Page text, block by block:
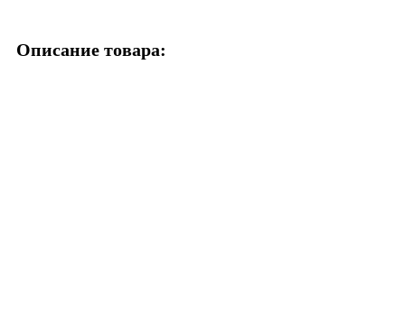
Описание товара: